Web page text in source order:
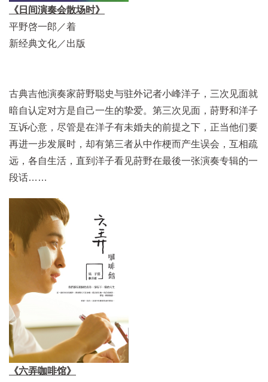
《日间演奏会散场时》
平野啓一郎／着
新经典文化／出版
古典吉他演奏家莳野聪史与驻外记者小峰洋子，三次见面就
暗自认定对方是自己一生的挚爱。第三次见面，莳野和洋子
互诉心意，尽管是在洋子有未婚夫的前提之下，正当他们要
再进一步发展时，却有第三者从中作梗而产生误会，互相疏
远，各自生活，直到洋子看见莳野在最後一张演奏专辑的一
段话……
《六弄咖啡馆》